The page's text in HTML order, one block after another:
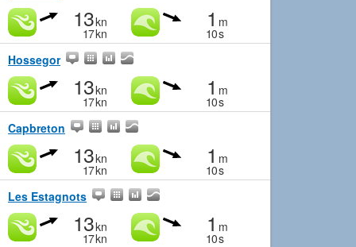
13kn
17kn
1 m
10s
Hossegor
13kn
17kn
1 m
10s
Capbreton
13kn
17kn
1 m
10s
Les Estagnots
13kn
17kn
1 m
10s